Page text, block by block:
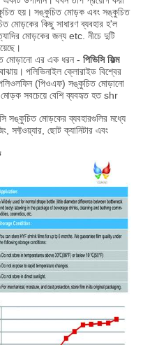
হয়। সঙ্কুচিত মোড়ক এবং সঙ্কুচিত
মোড়কের কিছু সাধারণ ব্যবহার হ'ল
মোড়কের জন্য etc. নীচে দুটি
মোড়ানো এর এক ধরন - পিভিসি ফিল্ম
পলিভিনাইল ক্লোরাইড বিশ্বের
(পিওএফ) সঙ্কুচিত মোড়ানো
মোড়ক সবচেয়ে বেশি ব্যবহৃত হত shr
সঙ্কুচিত মোড়কের ব্যবহারগুলির মধ্যে
সফ্টওয়্যার, ছোট ক্যানিটার এবং